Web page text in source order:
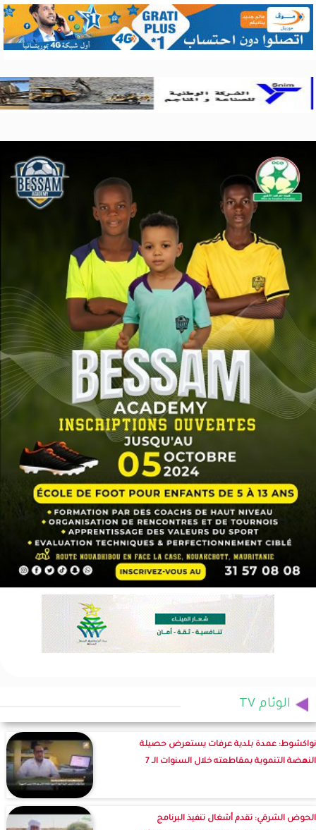
الوئام TV
نواكشوط: عمدة بلدية عرفات يستعرض حصيلة
النهضة التنموية بمقاطعته خلال السنوات الـ 7
الحوض الشرقي: تقدم أشغال تنفيذ البرنامج